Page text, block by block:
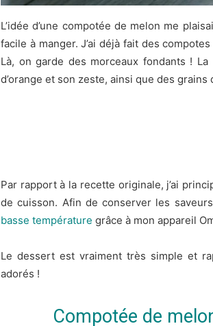
L’idée d’une compotée de melon me
facile à manger. J’ai déjà fait des
Là, on garde des morceaux fondants !
d’orange et son zeste, ainsi que des
Par rapport à la recette originale, j’ai
de cuisson. Afin de conserver les
basse température grâce à mon appareil
Le dessert est vraiment très simple et
adorés !
Compotée de